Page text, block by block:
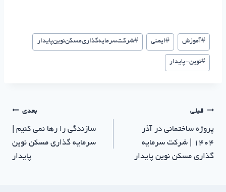
#آموزش #ایمنی #شرکت‌سرمایه‌گذاری‌مسکن‌نوین‌پایدار
#نوین-پایدار
قبلی
پروژه ساختمانی در آذر
1404 | شرکت سرمایه
گذاری مسکن نوین پایدار
بعدی
سازندگی را رها نمی کنیم |
سرمایه گذاری مسکن نوین
پایدار